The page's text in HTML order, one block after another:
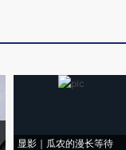
显影｜瓜农的漫长等待